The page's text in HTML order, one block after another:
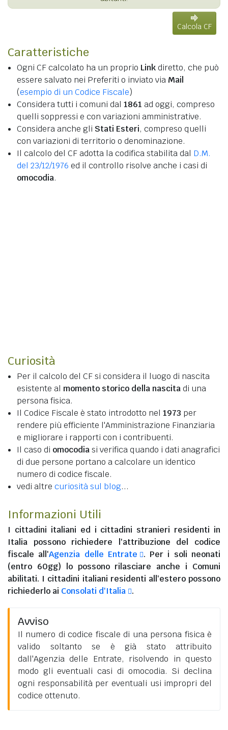
Calcola CF
Caratteristiche
Ogni CF calcolato ha un proprio Linkdiretto, che può
essere salvato nei Preferiti o inviato via Mail
(esempio di un Codice Fiscale)
Considera tutti i comuni dal 1861 ad oggi, compreso
quelli soppressi e con variazioni amministrative.
Considera anche gli Stati Esteri, compreso quelli
con variazioni di territorio o denominazione.
Il calcolo del CF adotta la codifica stabilita dal D.M.
del 23/12/1976 ed il controllo risolve anche i casi di
omocodia.
Curiosità
Per il calcolo del CF si considera il luogo di nascita
esistente al momento storico della nascitadi una
persona fisica.
Il Codice Fiscale è stato introdotto nel 1973 per
rendere più efficiente l'Amministrazione Finanziaria
e migliorare i rapporti con i contribuenti.
Il caso di omocodiasi verifica quando i dati anagrafici
di due persone portano a calcolare un identico
numero di codice fiscale.
vedi altre curiosità sul blog...
Informazioni Utili
I cittadini italiani ed i cittadini stranieri residenti in
Italia possono richiedere l'attribuzione del codice
fiscale all'Agenzia delle Entrate
. Per i soli neonati
(entro 60gg) lo possono rilasciare anche i Comuni
abilitati. I cittadini italiani residenti all'esteropossono
richiederlo ai Consolati d'Italia .
Avviso
Il numero di codice fiscale di una persona fisica è
valido soltanto se è già stato attribuito
dall'Agenzia delle Entrate, risolvendo in questo
modo gli eventuali casi di omocodia. Si declina
ogni responsabilità per eventuali usi impropri del
codice ottenuto.